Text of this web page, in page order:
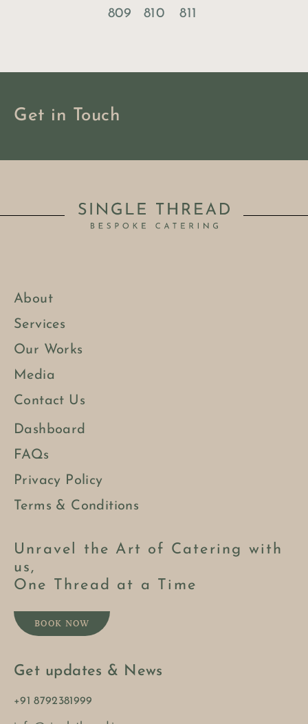
809 810 811
Get in Touch
About
Services
Our Works
Media
Contact Us
Dashboard
FAQs
Privacy Policy
Terms & Conditions
Unravel the Art of Catering with
us,
One Thread at a Time
BOOK NOW
Get updates & News
+91 8792381999